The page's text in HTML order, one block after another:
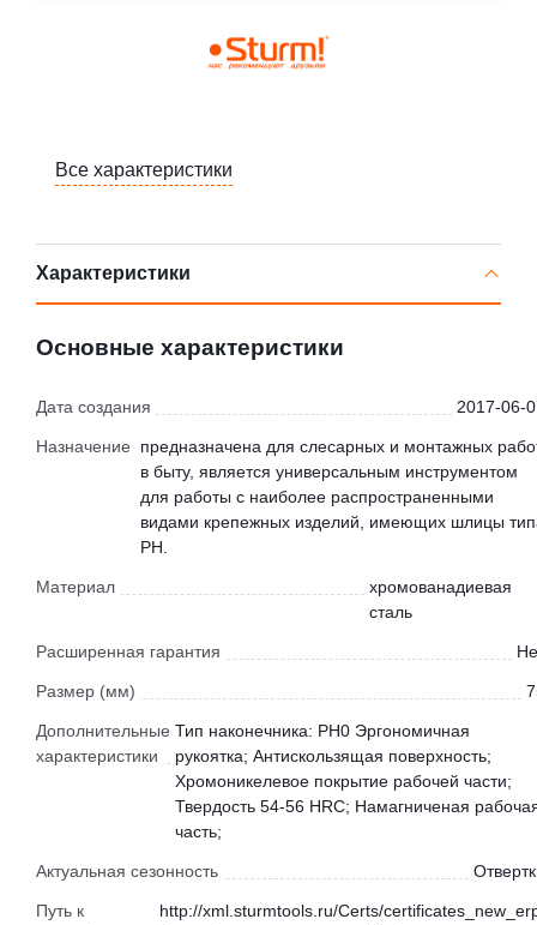
Все характеристики
Характеристики
Основные характеристики
Дата создания 2017-06-
Назначение
предназначена для слесарных и монтажных
в быту, является универсальным инструментом
для работы с наиболее распространенными
видами крепежных изделий, имеющих шлицы
PH.
Материал
хромованадиевая
сталь
Расширенная гарантия
Размер (мм)
Дополнительные
характеристики
Тип наконечника: PH0 Эргономичная
рукоятка; Антискользящая поверхность;
Хромоникелевое покрытие рабочей части;
Твердость 54-56 HRC; Намагниченая
часть;
Актуальная сезонность
Путь к
http://xml.sturmtools.ru/Certs/